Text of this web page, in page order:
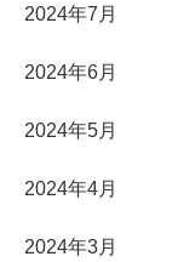
2024年7月
2024年6月
2024年5月
2024年4月
2024年3月